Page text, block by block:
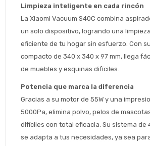
Limpieza inteligente en cada rincón
La Xiaomi Vacuum S40C combina
un solo dispositivo, logrando una
eficiente de tu hogar sin esfuerzo. Con
compacto de 340 x 340 x 97 mm, llega
de muebles y esquinas difíciles.
Potencia que marca la diferencia
Gracias a su motor de 55W y una
5000Pa, elimina polvo, pelos de
difíciles con total eficacia. Su sistema de
se adapta a tus necesidades, ya sea